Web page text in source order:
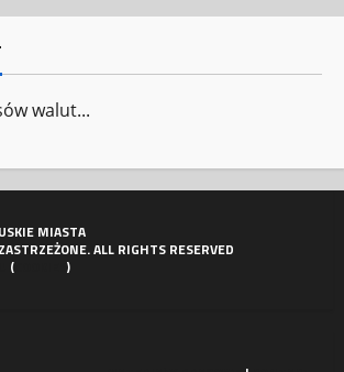
walut...
MIASTA
ALL RIGHTS RESERVED
( )